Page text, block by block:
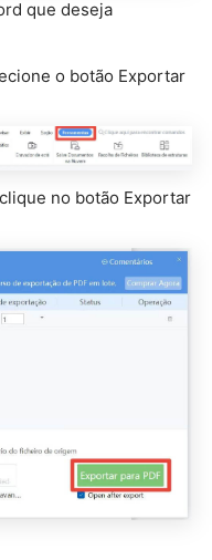
que deseja
o botão Exportar
no botão Exportar